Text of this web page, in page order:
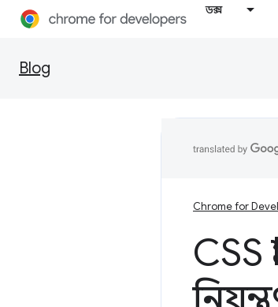
ডক্স
Blog
Chrome for
CSS